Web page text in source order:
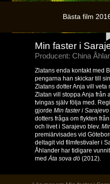
Bästa film
Min faster i
Producent: China
Zlatans enda kontakt med
pengarna han skickar till
Zlatans dotter Anja vill veta
Zlatan vill stoppa Anja från
tvingas själv följa med.
gjorde Min faster i Sarajevo
dotters fråga om flykten
och livet i Sarajevo blev.
premiärvisades vid
deltagit vid filmfestivaler i
Åhlander har tidigare
medÄta sova dö (2012).